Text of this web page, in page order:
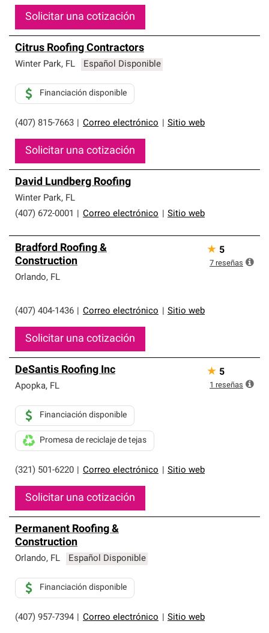
Solicitar una cotización
Citrus Roofing Contractors
Winter Park, FL Español Disponible
(407) 815-7663 Correo electrónico Sitio web
Financiación disponible
Solicitar una cotización
David Lundberg Roofing
Winter Park, FL
(407) 672-0001
Correo electrónico Sitio web
Bradford Roofing &
Construction
Orlando, FL
(407) 404-1436 Correo electrónico Sitio web
Solicitar una cotización
★ 5
7 reseñas
DeSantis Roofing Inc
Apopka, FL
(321) 501-6220 Correo electrónico Sitio web
Financiación disponible
Promesa de reciclaje de tejas
Solicitar una cotización
★ 5
1 reseñas
Permanent Roofing &
Construction
Orlando, FL Español Disponible
(407) 957-7394 Correo electrónico Sitio web
Financiación disponible